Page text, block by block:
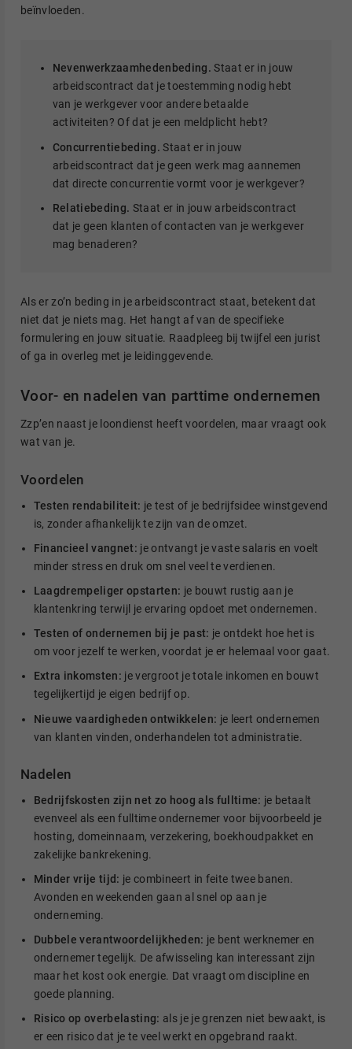
beïnvloeden.
Nevenwerkzaamhedenbeding. Staat er in jouw
arbeidscontract dat je toestemming nodig hebt
van je werkgever voor andere betaalde
activiteiten? Of dat je een meldplicht hebt?
Concurrentiebeding. Staat er in jouw
arbeidscontract dat je geen werk mag aannemen
dat directe concurrentie vormt voor je werkgever?
Relatiebeding. Staat er in jouw arbeidscontract
dat je geen klanten of contacten van je werkgever
mag benaderen?
Als er zo’n beding in je arbeidscontract staat, betekent dat
niet dat je niets mag. Het hangt af van de specifieke
formulering en jouw situatie. Raadpleeg bij twijfel een jurist
of ga in overleg met je leidinggevende.
Voor- en nadelen van parttime ondernemen
Zzp’en naast je loondienst heeft voordelen, maar vraagt ook
wat van je.
Voordelen
Testen rendabiliteit: je test of je bedrijfsidee winstgevend
is, zonder afhankelijk te zijn van de omzet.
Financieel vangnet: je ontvangt je vaste salaris en voelt
minder stress en druk om snel veel te verdienen.
Laagdrempeliger opstarten: je bouwt rustig aan je
klantenkring terwijl je ervaring opdoet met ondernemen.
Testen of ondernemen bij je past: je ontdekt hoe het is
om voor jezelf te werken, voordat je er helemaal voor gaat.
Extra inkomsten: je vergroot je totale inkomen en bouwt
tegelijkertijd je eigen bedrijf op.
Nieuwe vaardigheden ontwikkelen: je leert ondernemen
van klanten vinden, onderhandelen tot administratie.
Nadelen
Bedrijfskosten zijn net zo hoog als fulltime: je betaalt
evenveel als een fulltime ondernemer voor bijvoorbeeld je
hosting, domeinnaam, verzekering, boekhoudpakket en
zakelijke bankrekening.
Minder vrije tijd: je combineert in feite twee banen.
Avonden en weekenden gaan al snel op aan je
onderneming.
Dubbele verantwoordelijkheden: je bent werknemer en
ondernemer tegelijk. De afwisseling kan interessant zijn
maar het kost ook energie. Dat vraagt om discipline en
goede planning.
Risico op overbelasting: als je je grenzen niet bewaakt, is
er een risico dat je te veel werkt en opgebrand raakt.